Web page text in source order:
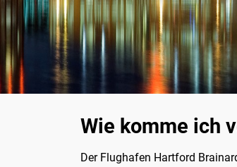
Wie komme ich
Der Flughafen Hartford